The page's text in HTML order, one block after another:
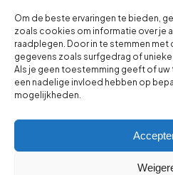
Om de beste ervaringen te bieden,
zoals cookies om informatie over je
raadplegen. Door in te stemmen
gegevens zoals surfgedrag of
Als je geen toestemming geeft of
een nadelige invloed hebben op
mogelijkheden.
Finance
Ondernemen
Wonen
Tech